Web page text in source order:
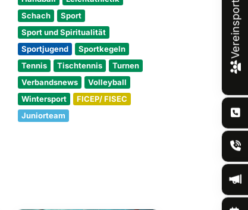
Schach
Sport
Sport und Spiritualität
Sportjugend
Sportkegeln
Tennis
Tischtennis
Turnen
Verbandsnews
Volleyball
Wintersport
FICEP/ FISEC
Juniorteam
Vereinsportal